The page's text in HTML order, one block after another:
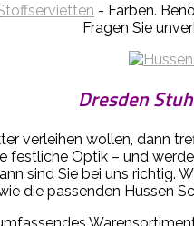
- Farben.
Fragen Sie
Dresden
verleihen wollen, dann
festliche Optik – und
sind Sie bei uns richtig.
die passenden Hussen